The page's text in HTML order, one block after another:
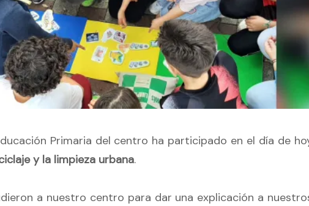
Primaria del centro ha participado en el día de
y la limpieza urbana.
a nuestro centro para dar una explicación a